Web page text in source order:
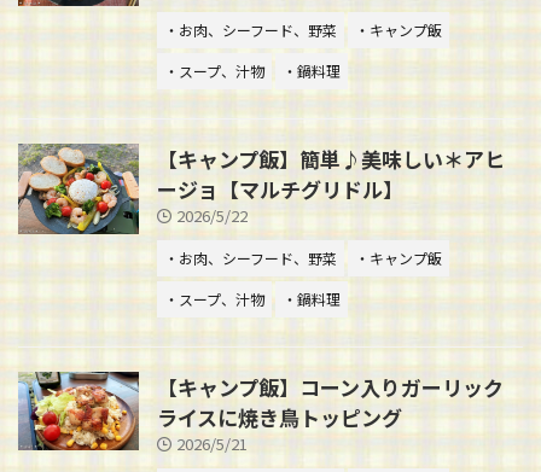
・お肉、シーフード、野菜
・キャンプ飯
・スープ、汁物
・鍋料理
【キャンプ飯】簡単♪美味しい＊アヒ
ージョ【マルチグリドル】
2026/5/22
・お肉、シーフード、野菜
・キャンプ飯
・スープ、汁物
・鍋料理
【キャンプ飯】コーン入りガーリック
ライスに焼き鳥トッピング
2026/5/21